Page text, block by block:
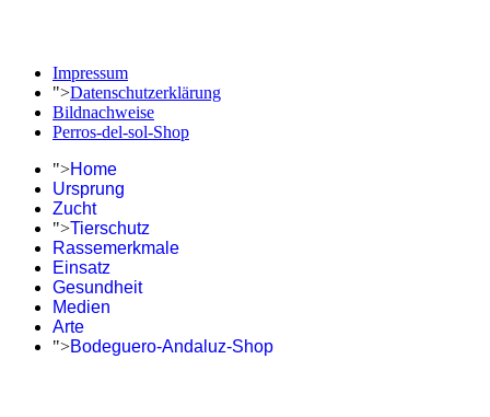
Impressum
">Datenschutzerklärung
Bildnachweise
Perros-del-sol-Shop
">Home
Ursprung
Zucht
">Tierschutz
Rassemerkmale
Einsatz
Gesundheit
Medien
Arte
">Bodeguero-Andaluz-Shop